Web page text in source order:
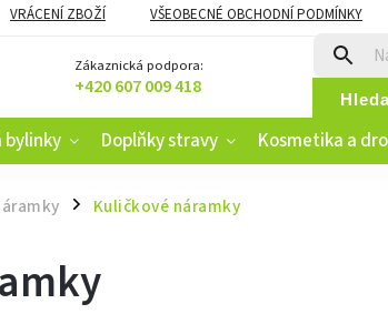
VRÁCENÍ ZBOŽÍ VŠEOBECNÉ OBCHODNÍ PODMÍNKY
VĚRNOSTNÍ PROGRAM
Zákaznická podpora:
+420 607 009 418
bylinky Doplňky stravy Kosmetika a
/ Kuličkové náramky